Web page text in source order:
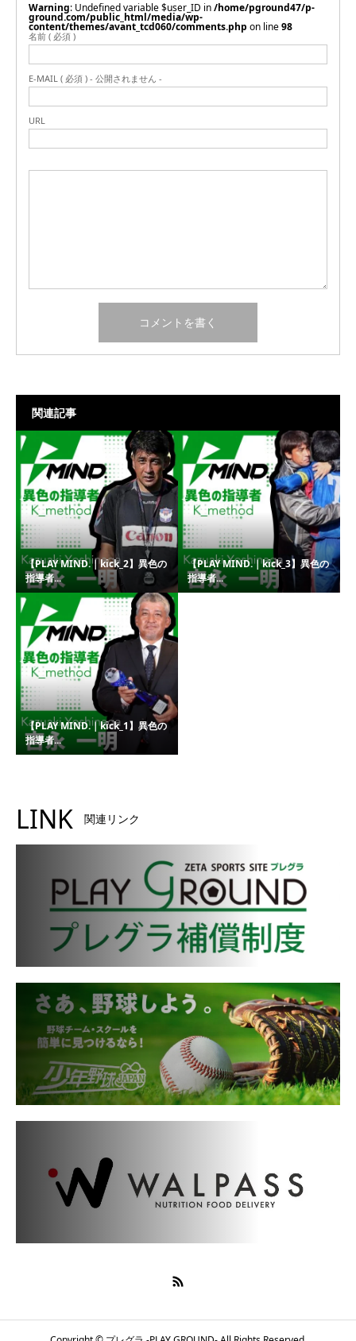
Warning : Undefined variable $user_ID in/home/pground47/p-
ground.com/public_html/media/wp-
content/themes/avant_tcd060/comments.php on line98
名前 ( 必須 )
E-MAIL ( 必須 ) - 公開されません -
URL
関連記事
【PLAY MIND.｜kick_2】異色の
指導者...
【PLAY MIND.｜kick_3】異色の
指導者...
【PLAY MIND.｜kick_1】異色の
指導者...
LINK 関連リンク